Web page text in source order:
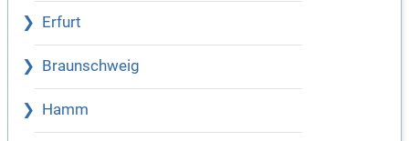
Erfurt
Braunschweig
Hamm